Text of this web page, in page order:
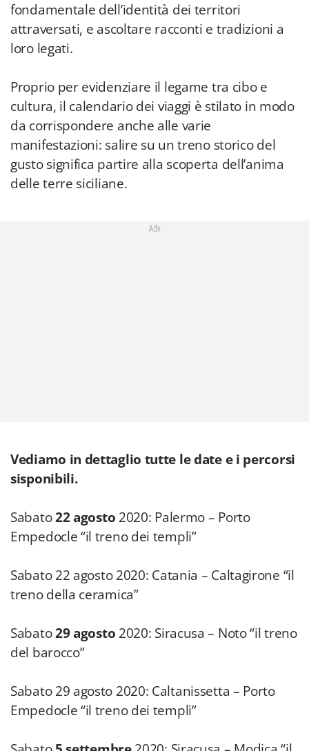
fondamentale dell’identità dei territori
attraversati, e ascoltare racconti e tradizioni a
loro legati.
Proprio per evidenziare il legame tra cibo e
cultura, il calendario dei viaggi è stilato in modo
da corrispondere anche alle varie
manifestazioni: salire su un treno storico del
gusto significa partire alla scoperta dell’anima
delle terre siciliane.
Adv
Vediamo in dettaglio tutte le date e i percorsi
sisponibili.
Sabato22 agosto 2020: Palermo – Porto
Empedocle “il treno dei templi”
Sabato 22 agosto 2020: Catania – Caltagirone “il
treno della ceramica”
Sabato29 agosto 2020: Siracusa – Noto “il treno
del barocco”
Sabato 29 agosto 2020: Caltanissetta – Porto
Empedocle “il treno dei templi”